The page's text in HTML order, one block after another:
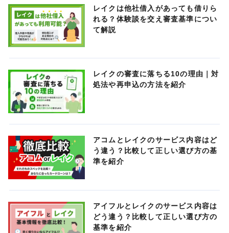
レイクは他社借入があっても借りら
れる？体験談を交え審査基準につい
て解説
レイクの審査に落ちる10の理由｜対
処法や再申込の方法を紹介
アコムとレイクのサービス内容はど
う違う？比較して正しい選び方の基
準を紹介
アイフルとレイクのサービス内容は
どう違う？比較して正しい選び方の
基準を紹介